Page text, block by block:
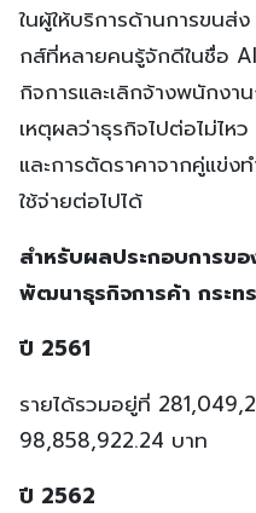
ในผู้ให้บริการด้านการขนส่
กส์ที่หลายคนรู้จักดีในชื่อ
กิจการและเลิกจ้างพนักง
เหตุผลว่าธุรกิจไปต่อไม่ไห
และการตัดราคาจากคู่แข่ง
ใช้จ่ายต่อไปได้
สำหรับผลประกอบการข
พัฒนาธุรกิจการค้า กระ
ปี 2561
รายได้รวมอยู่ที่
98,858,922.24 บาท
ปี 2562